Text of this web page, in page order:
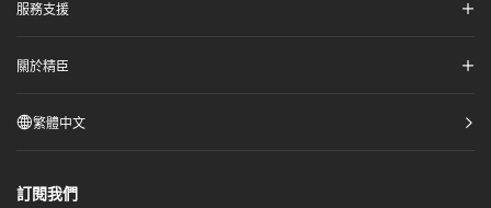
服務支援​
關於精臣​
繁體中文
訂閱我們​